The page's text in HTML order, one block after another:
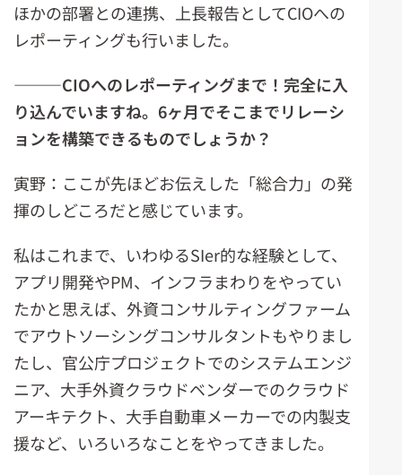
ほかの部署との連携、上長報告としてCIOへの
レポーティングも行いました。
―――CIOへのレポーティングまで！完全に入
り込んでいますね。6ヶ月でそこまでリレーシ
ョンを構築できるものでしょうか？
寅野：ここが先ほどお伝えした「総合力」の発
揮のしどころだと感じています。
私はこれまで、いわゆるSIer的な経験として、
アプリ開発やPM、インフラまわりをやってい
たかと思えば、外資コンサルティングファーム
でアウトソーシングコンサルタントもやりまし
たし、官公庁プロジェクトでのシステムエンジ
ニア、大手外資クラウドベンダーでのクラウド
アーキテクト、大手自動車メーカーでの内製支
援など、いろいろなことをやってきました。